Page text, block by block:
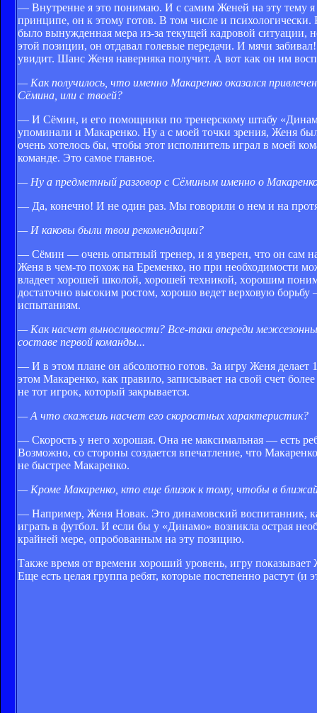
— Внутренне я это понимаю. И с самим Женей на эту тему я
принципе, он к этому готов. В том числе и
было вынужденная мера из-за текущей кадровой ситуации,
этой позиции, он отдавал голевые передачи. И мячи
увидит. Шанс Женя наверняка получит. А вот как он им
— Как получилось, что именно Макаренко оказался
Сёмина, или с твоей?
— И Сёмин, и его помощники по тренерскому штабу
упоминали и Макаренко. Ну а с моей точки зрения, Женя
очень хотелось бы, чтобы этот исполнитель играл в моей
команде. Это самое главное.
— Ну а предметный разговор с Сёминым именно о
— Да, конечно! И не один раз. Мы говорили о нем и на
— И каковы были твои рекомендации?
— Сёмин — очень опытный тренер, и я уверен, что он сам
Женя в чем-то похож на Еременко, но при необходимости
владеет хорошей школой, хорошей техникой, хорошим
достаточно высоким ростом, хорошо ведет верховую
испытаниям.
— Как насчет выносливости? Все-таки впереди
составе первой команды...
— И в этом плане он абсолютно готов. За игру Женя делает
этом Макаренко, как правило, записывает на свой счет
не тот игрок, который закрывается.
— А что скажешь насчет его скоростных характеристик?
— Скорость у него хорошая. Она не максимальная — есть
Возможно, со стороны создается впечатление, что
не быстрее Макаренко.
— Кроме Макаренко, кто еще близок к тому, чтобы в
— Например, Женя Новак. Это динамовский воспитанник,
играть в футбол. И если бы у «Динамо» возникла острая
крайней мере, опробованным на эту позицию.
Также время от времени хороший уровень, игру
Еще есть целая группа ребят, которые постепенно растут